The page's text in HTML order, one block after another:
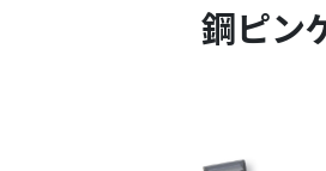
鋼ピン